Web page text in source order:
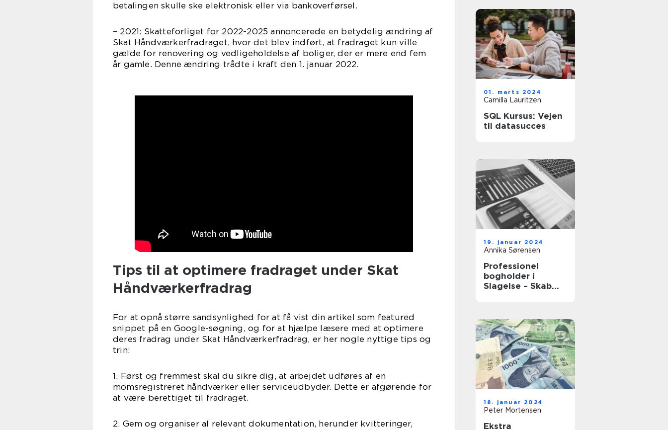
betalingen skulle ske elektronisk eller via bankoverførsel.
– 2021: Skatteforliget for 2022-2025 annoncerede en betydelig ændring af
Skat Håndværkerfradraget, hvor det blev indført, at fradraget kun ville
gælde for renovering og vedligeholdelse af boliger, der er mere end fem
år gamle. Denne ændring trådte i kraft den 1. januar 2022.
Tips til at optimere fradraget under Skat
Håndværkerfradrag
For at opnå større sandsynlighed for at få vist din artikel som featured
snippet på en Google-søgning, og for at hjælpe læsere med at optimere
deres fradrag under Skat Håndværkerfradrag, er her nogle nyttige tips og
trin:
1. Først og fremmest skal du sikre dig, at arbejdet udføres af en
momsregistreret håndværker eller serviceudbyder. Dette er afgørende for
at være berettiget til fradraget.
2. Gem og organiser al relevant dokumentation, herunder kvitteringer,
01. marts 2024
Camilla Lauritzen
SQL Kursus: Vejen
til datasucces
19. januar 2024
Annika Sørensen
Professionel
bogholder i
Slagelse – Skab
18. januar 2024
Peter Mortensen
Ekstra